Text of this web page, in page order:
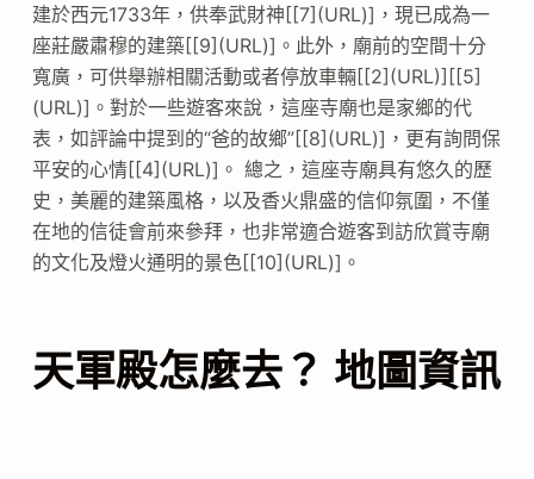
建於西元1733年，供奉武財神[[7](URL)]，現已成為一
座莊嚴肅穆的建築[[9](URL)]。此外，廟前的空間十分
寬廣，可供舉辦相關活動或者停放車輛[[2](URL)][[5]
(URL)]。對於一些遊客來說，這座寺廟也是家鄉的代
表，如評論中提到的“爸的故鄉”[[8](URL)]，更有詢問保
平安的心情[[4](URL)]。 總之，這座寺廟具有悠久的歷
史，美麗的建築風格，以及香火鼎盛的信仰氛圍，不僅
在地的信徒會前來參拜，也非常適合遊客到訪欣賞寺廟
的文化及燈火通明的景色[[10](URL)]。
天軍殿怎麼去？ 地圖資訊